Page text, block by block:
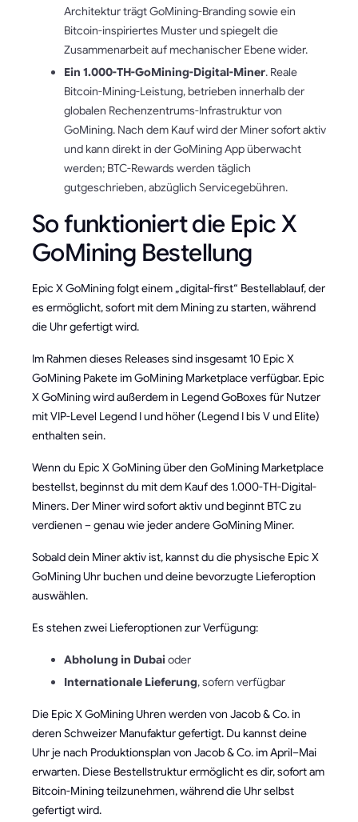
Architektur trägt GoMining-Branding sowie ein
Bitcoin-inspiriertes Muster und spiegelt die
Zusammenarbeit auf mechanischer Ebene wider.
Ein 1.000-TH-GoMining-Digital-Miner. Reale
Bitcoin-Mining-Leistung, betrieben innerhalb der
globalen Rechenzentrums-Infrastruktur von
GoMining. Nach dem Kauf wird der Miner sofort aktiv
und kann direkt in der GoMining App überwacht
werden; BTC-Rewards werden täglich
gutgeschrieben, abzüglich Servicegebühren.
So funktioniert die Epic X
GoMining Bestellung
Epic X GoMining folgt einem „digital-first“ Bestellablauf, der
es ermöglicht, sofort mit dem Mining zu starten, während
die Uhr gefertigt wird.
Im Rahmen dieses Releases sind insgesamt 10 Epic X
GoMining Pakete im GoMining Marketplace verfügbar. Epic
X GoMining wird außerdem in Legend GoBoxes für Nutzer
mit VIP-Level Legend I und höher (Legend I bis V und Elite)
enthalten sein.
Wenn du Epic X GoMining über den GoMining Marketplace
bestellst, beginnst du mit dem Kauf des 1.000-TH-Digital-
Miners. Der Miner wird sofort aktiv und beginnt BTC zu
verdienen – genau wie jeder andere GoMining Miner.
Sobald dein Miner aktiv ist, kannst du die physische Epic X
GoMining Uhr buchen und deine bevorzugte Lieferoption
auswählen.
Es stehen zwei Lieferoptionen zur Verfügung:
Abholung in Dubaioder
Internationale Lieferung, sofern verfügbar
Die Epic X GoMining Uhren werden von Jacob & Co. in
deren Schweizer Manufaktur gefertigt. Du kannst deine
Uhr je nach Produktionsplan von Jacob & Co. im April–Mai
erwarten. Diese Bestellstruktur ermöglicht es dir, sofort am
Bitcoin-Mining teilzunehmen, während die Uhr selbst
gefertigt wird.